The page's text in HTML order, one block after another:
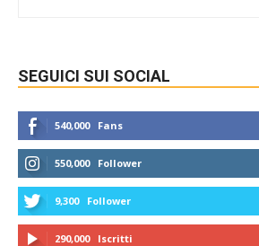
SEGUICI SUI SOCIAL
540,000 Fans
550,000 Follower
9,300 Follower
290,000 Iscritti